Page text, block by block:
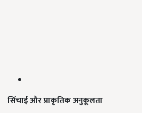
सिंचाई और प्राकृतिक अनुकूलता